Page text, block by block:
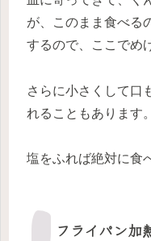
が、このまま食べる
するので、ここでめ
さらに小さくして口
れることもあります。
塩をふれば絶対に食
フライパン加